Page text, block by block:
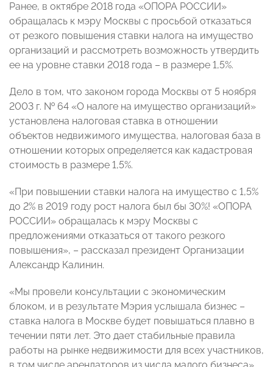
Ранее, в октябре 2018 года «ОПОРА РОССИИ»
обращалась к мэру Москвы с просьбой отказаться
от резкого повышения ставки налога на имущество
организаций и рассмотреть возможность утвердить
ее на уровне ставки 2018 года – в размере 1,5%.
Дело в том, что законом города Москвы от 5 ноября
2003 г. № 64 «О налоге на имущество организаций»
установлена налоговая ставка в отношении
объектов недвижимого имущества, налоговая база в
отношении которых определяется как кадастровая
стоимость в размере 1,5%.
«При повышении ставки налога на имущество с 1,5%
до 2% в 2019 году рост налога был бы 30%! «ОПОРА
РОССИИ» обращалась к мэру Москвы с
предложениями отказаться от такого резкого
повышения», – рассказал президент Организации
Александр Калинин.
«Мы провели консультации с экономическим
блоком, и в результате Мэрия услышала бизнес –
ставка налога в Москве будет повышаться плавно в
течении пяти лет. Это дает стабильные правила
работы на рынке недвижимости для всех участников,